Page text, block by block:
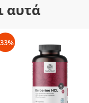
αυτά